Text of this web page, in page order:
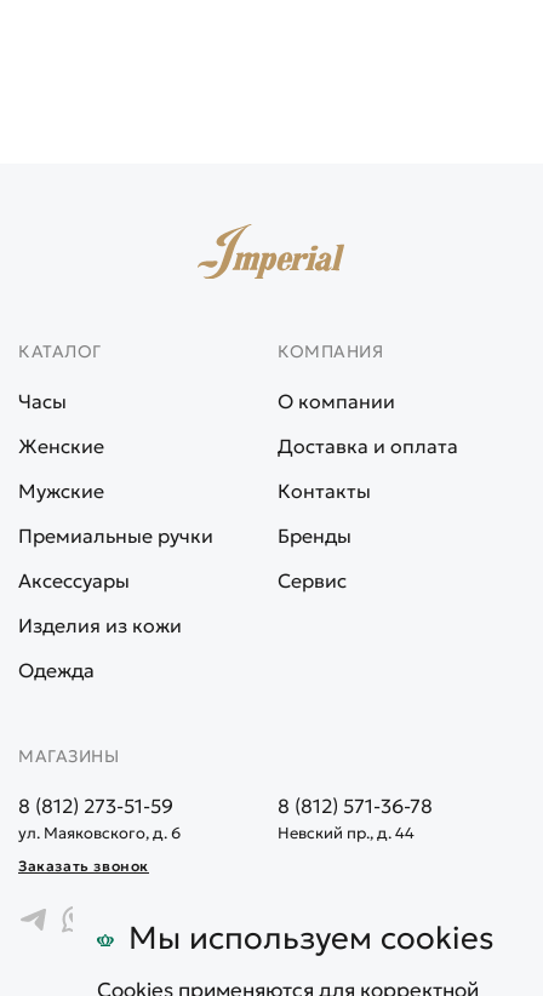
КАТАЛОГ
Часы
Женские
Мужские
Премиальные ручки
Аксессуары
Изделия из кожи
Одежда
КОМПАНИЯ
О компании
Доставка и оплата
Контакты
Бренды
Сервис
МАГАЗИНЫ
8 (812) 273-51-59
ул. Маяковского, д. 6
8 (812) 571-36-78
Невский пр., д. 44
Заказать звонок
Мы используем cookies
Cookies применяются для корректной